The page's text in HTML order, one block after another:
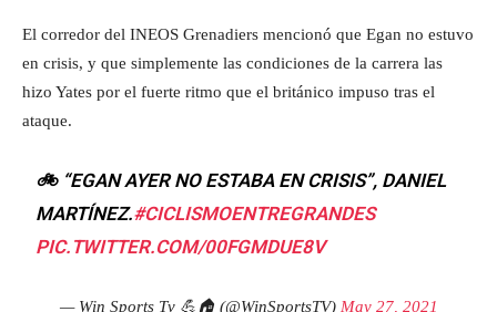
El corredor del INEOS Grenadiers mencionó que Egan no estuvo
en crisis, y que simplemente las condiciones de la carrera las
hizo Yates por el fuerte ritmo que el británico impuso tras el
ataque.
🚲 “EGAN AYER NO ESTABA EN CRISIS”, DANIEL
MARTÍNEZ.#CICLISMOENTREGRANDES
PIC.TWITTER.COM/00FGMDUE8V
— Win Sports Tv 💪🏠 (@WinSportsTV) May 27, 2021